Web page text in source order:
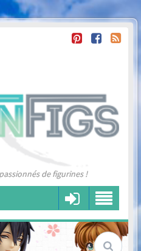
de figurines !